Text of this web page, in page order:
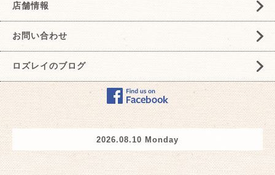
店舗情報
お問い合わせ
ロズレイのブログ
2026.08.10 Monday